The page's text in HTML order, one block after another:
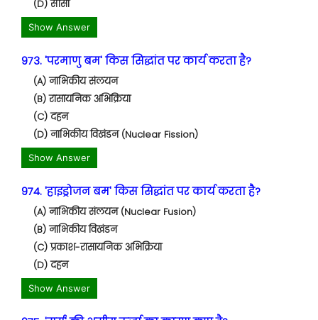
(D) सीसा
Show Answer
973. 'परमाणु बम' किस सिद्धांत पर कार्य करता है?
(A) नाभिकीय संलयन
(B) रासायनिक अभिक्रिया
(C) दहन
(D) नाभिकीय विखंडन (Nuclear Fission)
Show Answer
974. 'हाइड्रोजन बम' किस सिद्धांत पर कार्य करता है?
(A) नाभिकीय संलयन (Nuclear Fusion)
(B) नाभिकीय विखंडन
(C) प्रकाश-रासायनिक अभिक्रिया
(D) दहन
Show Answer